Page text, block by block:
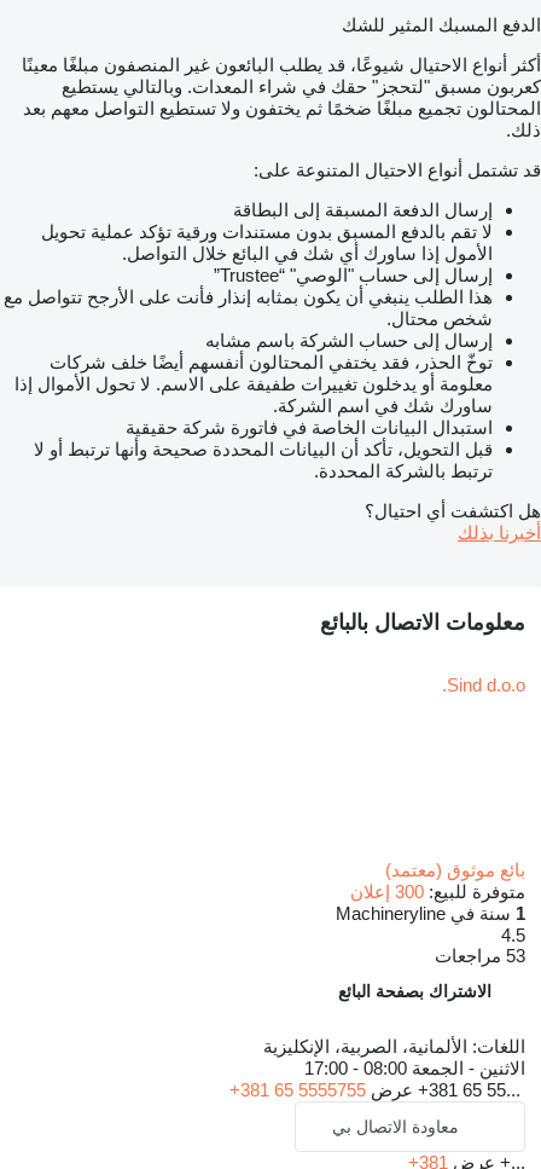
الدفع المسبك المثير للشك
أكثر أنواع الاحتيال شيوعًا، قد يطلب البائعون غير المنصفون مبلغًا معينًا
كعربون مسبق "لتحجز" حقك في شراء المعدات. وبالتالي يستطيع
المحتالون تجميع مبلغًا ضخمًا ثم يختفون ولا تستطيع التواصل معهم بعد
ذلك.
قد تشتمل أنواع الاحتيال المتنوعة على:
إرسال الدفعة المسبقة إلى البطاقة
لا تقم بالدفع المسبق بدون مستندات ورقية تؤكد عملية تحويل
الأمول إذا ساورك أي شك في البائع خلال التواصل.
إرسال إلى حساب "الوصي" “Trustee”
هذا الطلب ينبغي أن يكون بمثابه إنذار فأنت على الأرجح تتواصل مع
شخص محتال.
إرسال إلى حساب الشركة باسم مشابه
توخّ الحذر، فقد يختفي المحتالون أنفسهم أيضًا خلف شركات
معلومة أو يدخلون تغييرات طفيفة على الاسم. لا تحول الأموال إذا
ساورك شك في اسم الشركة.
استبدال البيانات الخاصة في فاتورة شركة حقيقية
قبل التحويل، تأكد أن البيانات المحددة صحيحة وأنها ترتبط أو لا
ترتبط بالشركة المحددة.
هل اكتشفت أي احتيال؟
أخبرنا بذلك
معلومات الاتصال بالبائع
Sind d.o.o.
بائع موثوق (معتمد)
متوفرة للبيع: 300 إعلان
1 سنة في Machineryline
4.5
53 مراجعات
الاشتراك بصفحة البائع
اللغات: الألمانية، الصربية، الإنكليزية
الاثنين - الجمعة 08:00 - 17:00
+381 65 55... عرض +381 65 5555755
معاودة الاتصال بي
+... عرض +381